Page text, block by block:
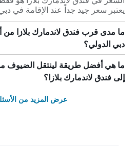
يعتبر سعر جيد جداً عند الإقامة في
ما مدى قرب فندق لاندمارك بلازا
دبي الدولي؟
ما هي أفضل طريقة لينتقل الضيوف
إلى فندق لاندمارك بلازا؟
عرض المزيد من